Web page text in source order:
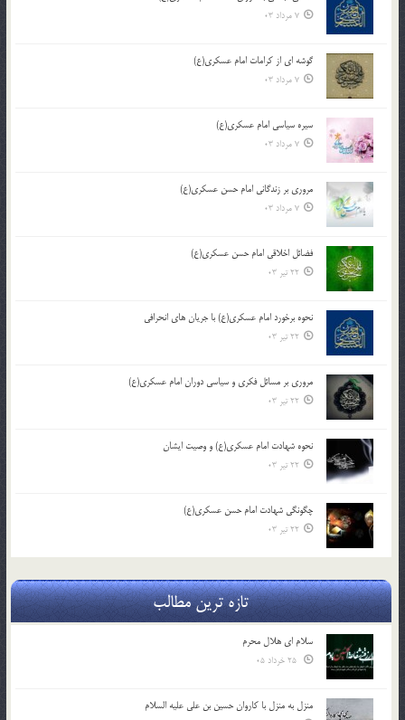
7 مرداد 03
گوشه ای از کرامات امام عسکری(ع)
7 مرداد 03
سیره سیاسی امام عسکری(ع)
7 مرداد 03
مروری بر زندگانی امام حسن عسکری(ع)
7 مرداد 03
فضائل اخلاقی امام حسن عسکری(ع)
22 تیر 03
نحوه برخورد امام عسکری(ع) با جریان های انحرافی
22 تیر 03
مروری بر مسائل فکری و سیاسی دوران امام عسکری(ع)
22 تیر 03
نحوه شهادت امام عسکری(ع) و وصیت ایشان
22 تیر 03
چگونگی شهادت امام حسن عسکری(ع)
22 تیر 03
تازه ترین مطالب
سلام ای هلال محرم
منزل به منزل با کاروان حسین بن علی علیه السلام